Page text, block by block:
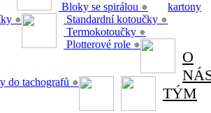
Bloky se spirálou ●
● Standardní kotoučky ●
Termokotoučky ●
Plotterové role ●
do tachografů ●
kartony
O
TÝM